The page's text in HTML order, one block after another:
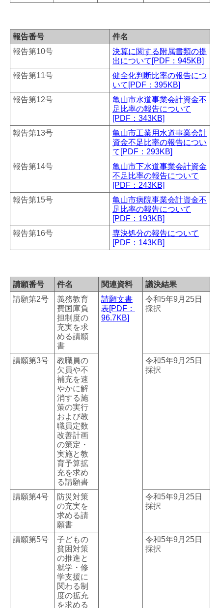
報告番号
件名
報告第10号
決算に関する附属書類の提
出について[PDF：945KB]
報告第11号
健全化判断比率の報告につ
いて[PDF：395KB]
報告第12号
亀山市水道事業会計資金不
足比率の報告について
[PDF：343KB]
報告第13号
亀山市工業用水道事業会計
資金不足比率の報告につい
て[PDF：293KB]
報告第14号
亀山市下水道事業会計資金
不足比率の報告について
[PDF：243KB]
報告第15号
亀山市病院事業会計資金不
足比率の報告について
[PDF：193KB]
報告第16号
専決処分の報告について
[PDF：143KB]
請願番号 件名 関連資料
議決結果
請願第2号
義務教育
費国庫負
担制度の
充実を求
める請願
書
請願文書
表[PDF：
96.7KB]
令和5年9月25日
採択
請願第3号
教職員の
欠員や不
補充を速
やかに解
消する施
策の実行
および教
職員定数
改善計画
の策定・
実施と教
育予算拡
充を求め
る請願書
令和5年9月25日
採択
請願第4号
防災対策
の充実を
求める請
願書
令和5年9月25日
採択
請願第5号
子どもの
貧困対策
の推進と
就学・修
学支援に
関わる制
度の拡充
を求める
令和5年9月25日
採択